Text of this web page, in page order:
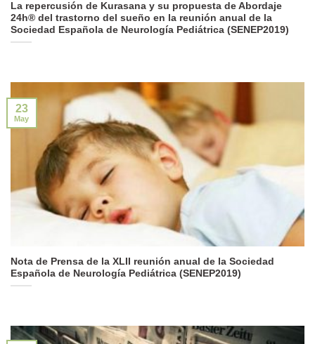
La repercusión de Kurasana y su propuesta de Abordaje
24h® del trastorno del sueño en la reunión anual de la
Sociedad Española de Neurología Pediátrica (SENEP2019)
Nota de Prensa de la XLII reunión anual de la Sociedad
Española de Neurología Pediátrica (SENEP2019)
23
May